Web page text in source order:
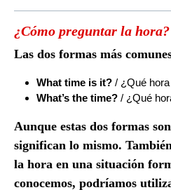
¿Cómo preguntar la hora?
Las dos formas más
What time is it? / ¿Qué
What’s the time? / ¿Qué
Aunque estas dos formas
significan lo mismo.
la hora en una situación
conocemos, podríamos